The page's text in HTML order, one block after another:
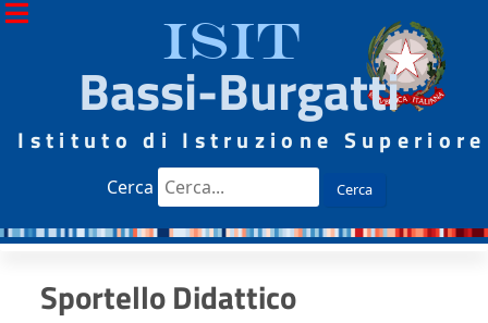
ISIT
Bassi-Burgatti
Istituto di Istruzione Superiore
Cerca Cerca
Sportello Didattico